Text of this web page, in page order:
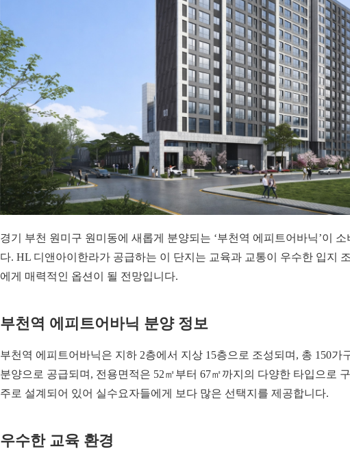
경기 부천 원미구 원미동에 새롭게 분양되는 ‘부천역 에피트어바닉’이
다. HL 디앤아이한라가 공급하는 이 단지는 교육과 교통이 우수한 입지
에게 매력적인 옵션이 될 전망입니다.
부천역 에피트어바닉 분양 정보
부천역 에피트어바닉은 지하 2층에서 지상 15층으로 조성되며, 총 150가
분양으로 공급되며, 전용면적은 52㎡부터 67㎡까지의 다양한 타입으로
주로 설계되어 있어 실수요자들에게 보다 많은 선택지를 제공합니다.
우수한 교육 환경